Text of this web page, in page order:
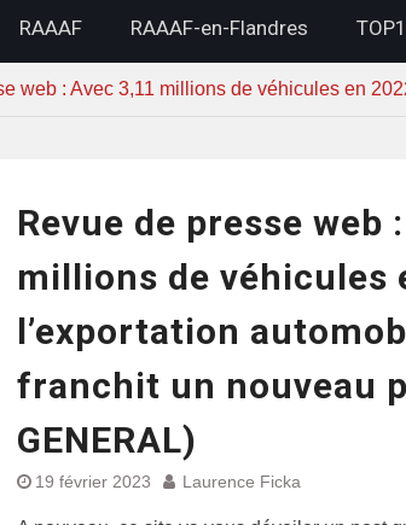
RAAAF RAAAF-en-Flandres
web : Avec 3,11 millions de véhicules en
Revue de presse web
millions de véhicules
l’exportation
franchit un nouveau
GENERAL)
19 février 2023 Laurence Ficka